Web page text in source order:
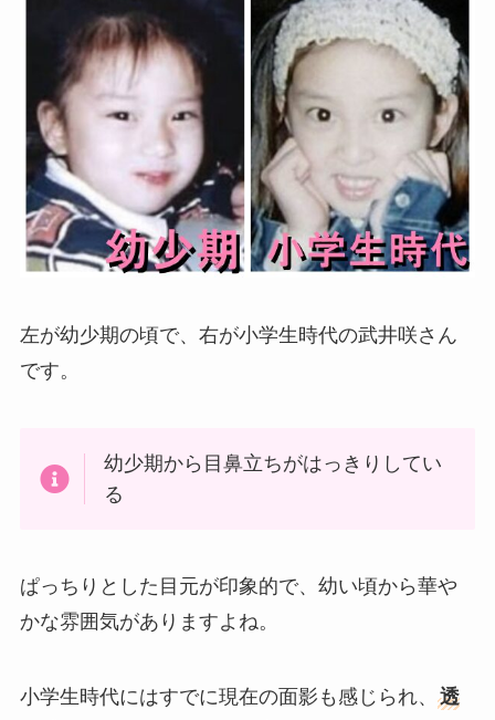
左が幼少期の頃で、右が小学生時代の武井咲さん
です。
幼少期から目鼻立ちがはっきりしてい
る
ぱっちりとした目元が印象的で、幼い頃から華や
かな雰囲気がありますよね。
小学生時代にはすでに現在の面影も感じられ、 透